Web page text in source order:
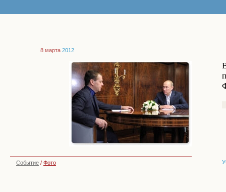
8 марта 2012
Событие / Фото